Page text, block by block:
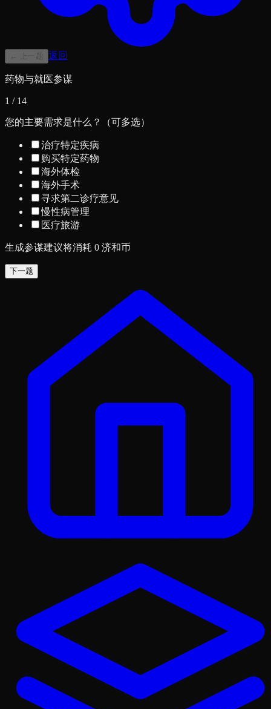
← 上一题 返回
药物与就医参谋
1 / 14
您的主要需求是什么？（可多选）
治疗特定疾病
购买特定药物
海外体检
海外手术
寻求第二诊疗意见
慢性病管理
医疗旅游
生成参谋建议将消耗 0 济和币
下一题